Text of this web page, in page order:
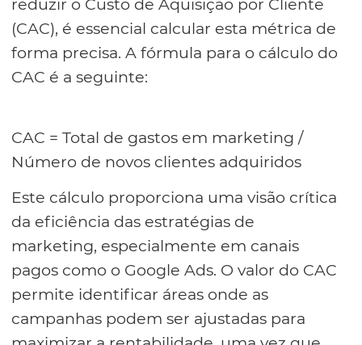
reduzir o Custo de Aquisição por Cliente
(CAC), é essencial calcular esta métrica de
forma precisa. A fórmula para o cálculo do
CAC é a seguinte:
CAC = Total de gastos em marketing /
Número de novos clientes adquiridos
Este cálculo proporciona uma visão crítica
da eficiência das estratégias de
marketing, especialmente em canais
pagos como o Google Ads. O valor do CAC
permite identificar áreas onde as
campanhas podem ser ajustadas para